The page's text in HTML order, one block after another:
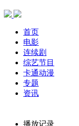
首页
电影
连续剧
综艺节目
卡通动漫
专题
资讯
播放记录